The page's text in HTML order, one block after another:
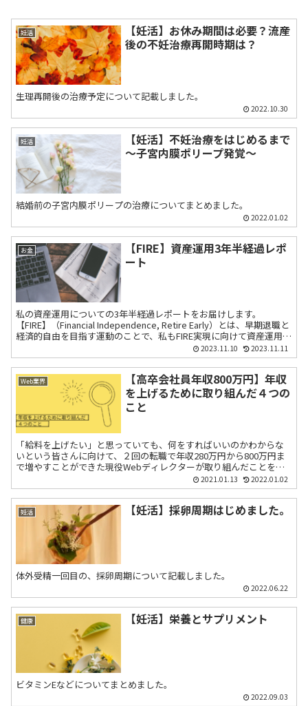
妊活
【妊活】お休み期間は必要？流産
後の不妊治療再開時期は？
生理再開後の治療予定について記載しました。
2022.10.30
妊活
【妊活】不妊治療をはじめるまで
～子宮内膜ポリープ発覚～
結婚前の子宮内膜ポリープの治療についてまとめました。
2022.01.02
お金
【FIRE】資産運用3年半経過レポ
ート
私の資産運用についての3年半経過レポートをお届けします。
【FIRE】（Financial Independence, Retire Early）とは、早期退職と
経済的自由を目指す運動のことで、私もFIRE実現に向けて資産運用に
2023.11.10 2023.11.11
Web業界
【高卒会社員年収800万円】年収
を上げるために取り組んだ４つの
こと
「給料を上げたい」と思っていても、何をすればいいのかわからな
いという皆さんに向けて、２回の転職で年収280万円から800万円ま
で増やすことができた現役Webディレクターが取り組んだことをご
2021.01.13 2022.01.02
妊活 【妊活】採卵周期はじめました。
体外受精一回目の、採卵周期について記載しました。
2022.06.22
健康 【妊活】栄養とサプリメント
ビタミンEなどについてまとめました。
2022.09.03